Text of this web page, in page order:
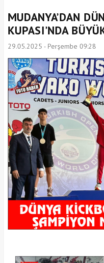
MUDANYA’DAN
KUPASI’NDA
29.05.2025 - Perşembe 09:28